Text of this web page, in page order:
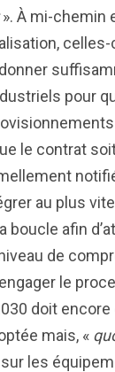
». À mi-chemin
pour
le contrat
au plus
boucle afin
de
le
doit
mais, «
sur les